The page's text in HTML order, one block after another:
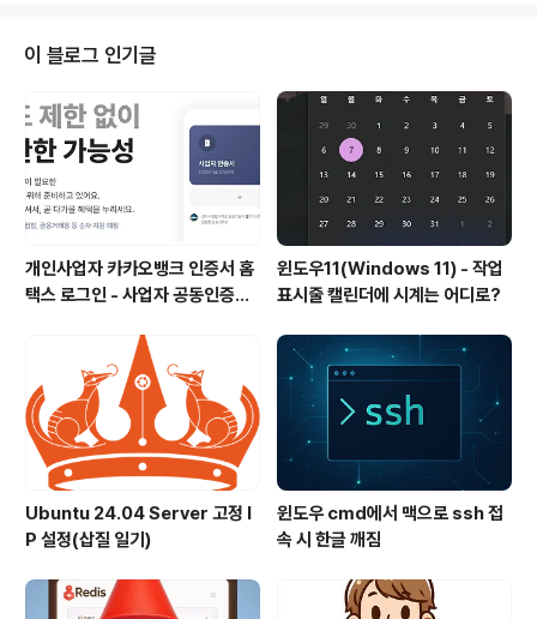
MEONE IS DOING SOMETHING NASTY!Someon
e could be eavesdropping on you right now (ma
n-in-the-middle attack)!It is also possible that a
host key has just been changed.The fingerprint
for the ED25519 key..
이 블로그 인기글
개인사업자 카카오뱅크 인증서 홈
택스 로그인 - 사업자 공동인증서
윈도우11(Windows 11) - 작업
표시줄 캘린더에 시계는 어디로?
Ubuntu 24.04 Server 고정 I
P 설정(삽질 일기)
윈도우 cmd에서 맥으로 ssh 접
속 시 한글 깨짐